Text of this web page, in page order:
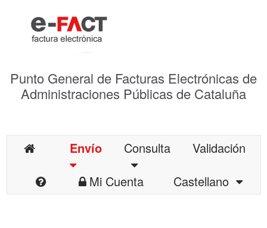
Punto General de Facturas Electrónicas de
Administraciones Públicas de Cataluña
Envío Consulta
Validación
Mi Cuenta
Castellano